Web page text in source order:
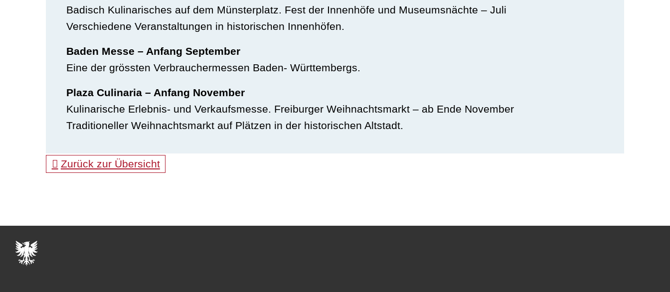
Badisch Kulinarisches auf dem Münsterplatz. Fest der Innenhöfe und Museumsnächte – Juli
Verschiedene Veranstaltungen in historischen Innenhöfen.
Baden Messe – Anfang September
Eine der grössten Verbrauchermessen Baden- Württembergs.
Plaza Culinaria – Anfang November
Kulinarische Erlebnis- und Verkaufsmesse. Freiburger Weihnachtsmarkt – ab Ende November
Traditioneller Weihnachtsmarkt auf Plätzen in der historischen Altstadt.
Zurück zur Übersicht